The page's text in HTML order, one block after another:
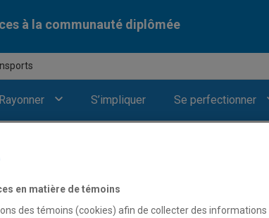
à la communauté diplômée
Rayonner S’impliquer Se perfectionner
en matière de témoins
des témoins (cookies) afin de collecter des